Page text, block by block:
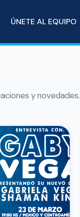
ÚNETE AL EQUIPO
y novedades.